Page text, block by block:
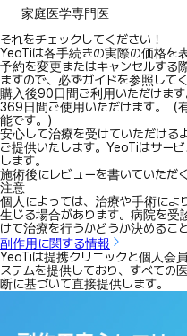
家庭医学専門医
それをチェックしてください！
YeoTiは各手続きの実際の価格を表
予約を変更またはキャンセルする
ますので、必ずガイドを参照してく
購入後90日間ご利用いただけま
369日間ご使用いただけます。（
能です。）
安心して治療を受けていただける
ご提供いたします。YeoTiはサー
します。
施術後にレビューを書いていただ
注意
個人によっては、治療や手術に
生じる場合があります。病院を受
けて治療を行うかどうか決めるこ
副作用に関する情報
YeoTiは提携クリニックと個人会
ステムを提供しており、すべての
断に基づいて直接提供します。